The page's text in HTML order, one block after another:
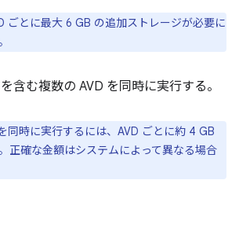
ごとに最大 6 GB の追加ストレージが必要に
含む複数の AVD を同時に実行する。
同時に実行するには、AVD ごとに約 4 GB
正確な金額はシステムによって異なる場合